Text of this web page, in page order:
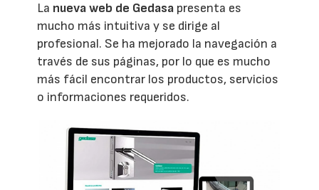
La nueva web de Gedasa presenta es
mucho más intuitiva y se dirige al
profesional. Se ha mejorado la navegación a
través de sus páginas, por lo que es mucho
más fácil encontrar los productos, servicios
o informaciones requeridos.